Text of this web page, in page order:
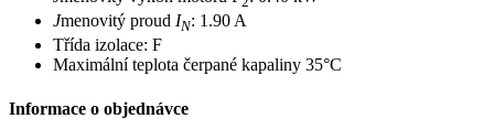
Jmenovitý proud IN: 1.90 A
Třída izolace: F
Maximální teplota čerpané kapaliny 35°C
Informace o objednávce